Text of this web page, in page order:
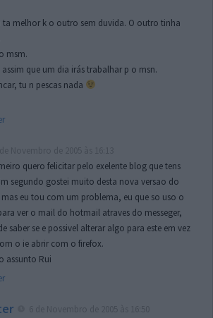
ta melhor k o outro sem duvida. O outro tinha
msm.
que um dia irás trabalhar p o msn.
tu n pescas nada
quero felicitar pelo exelente blog que tens
segundo gostei muito desta nova versao do
mas eu tou com um problema, eu que so uso o
ver o mail do hotmail atraves do messeger,
saber se e possivel alterar algo para este em vez
o ie abrir com o firefox.
assunto Rui